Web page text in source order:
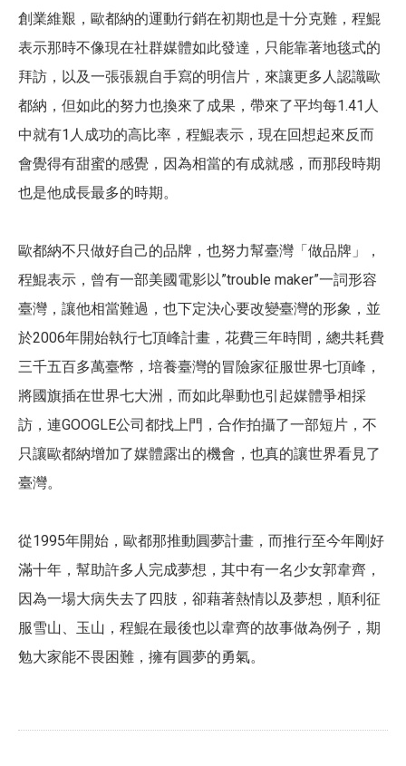
創業維艱，歐都納的運動行銷在初期也是十分克難，程鯤
表示那時不像現在社群媒體如此發達，只能靠著地毯式的
拜訪，以及一張張親自手寫的明信片，來讓更多人認識歐
都納，但如此的努力也換來了成果，帶來了平均每1.41人
中就有1人成功的高比率，程鯤表示，現在回想起來反而
會覺得有甜蜜的感覺，因為相當的有成就感，而那段時期
也是他成長最多的時期。
歐都納不只做好自己的品牌，也努力幫臺灣「做品牌」，
程鯤表示，曾有一部美國電影以”trouble maker”一詞形容
臺灣，讓他相當難過，也下定決心要改變臺灣的形象，並
於2006年開始執行七頂峰計畫，花費三年時間，總共耗費
三千五百多萬臺幣，培養臺灣的冒險家征服世界七頂峰，
將國旗插在世界七大洲，而如此舉動也引起媒體爭相採
訪，連GOOGLE公司都找上門，合作拍攝了一部短片，不
只讓歐都納增加了媒體露出的機會，也真的讓世界看見了
臺灣。
從1995年開始，歐都那推動圓夢計畫，而推行至今年剛好
滿十年，幫助許多人完成夢想，其中有一名少女郭韋齊，
因為一場大病失去了四肢，卻藉著熱情以及夢想，順利征
服雪山、玉山，程鯤在最後也以韋齊的故事做為例子，期
勉大家能不畏困難，擁有圓夢的勇氣。